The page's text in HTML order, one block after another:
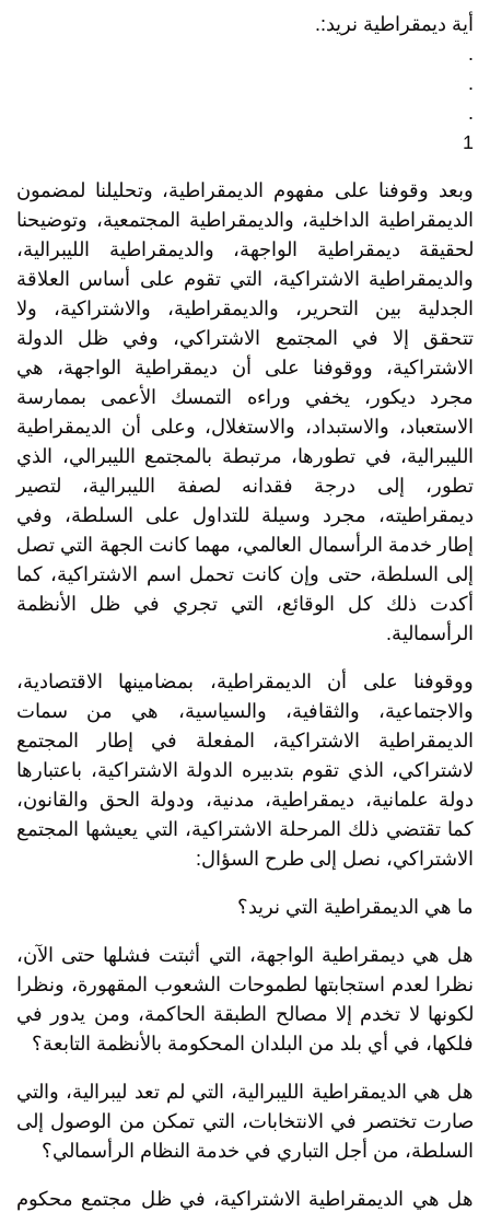
أية ديمقراطية نريد:.
.
.
.
1
وبعد وقوفنا على مفهوم الديمقراطية، وتحليلنا لمضمون
الديمقراطية الداخلية، والديمقراطية المجتمعية، وتوضيحنا
لحقيقة ديمقراطية الواجهة، والديمقراطية الليبرالية،
والديمقراطية الاشتراكية، التي تقوم على أساس العلاقة
الجدلية بين التحرير، والديمقراطية، والاشتراكية، ولا
تتحقق إلا في المجتمع الاشتراكي، وفي ظل الدولة
الاشتراكية، ووقوفنا على أن ديمقراطية الواجهة، هي
مجرد ديكور، يخفي وراءه التمسك الأعمى بممارسة
الاستعباد، والاستبداد، والاستغلال، وعلى أن الديمقراطية
الليبرالية، في تطورها، مرتبطة بالمجتمع الليبرالي، الذي
تطور، إلى درجة فقدانه لصفة الليبرالية، لتصير
ديمقراطيته، مجرد وسيلة للتداول على السلطة، وفي
إطار خدمة الرأسمال العالمي، مهما كانت الجهة التي تصل
إلى السلطة، حتى وإن كانت تحمل اسم الاشتراكية، كما
أكدت ذلك كل الوقائع، التي تجري في ظل الأنظمة
الرأسمالية.
ووقوفنا على أن الديمقراطية، بمضامينها الاقتصادية،
والاجتماعية، والثقافية، والسياسية، هي من سمات
الديمقراطية الاشتراكية، المفعلة في إطار المجتمع
لاشتراكي، الذي تقوم بتدبيره الدولة الاشتراكية، باعتبارها
دولة علمانية، ديمقراطية، مدنية، ودولة الحق والقانون،
كما تقتضي ذلك المرحلة الاشتراكية، التي يعيشها المجتمع
الاشتراكي، نصل إلى طرح السؤال:
ما هي الديمقراطية التي نريد؟
هل هي ديمقراطية الواجهة، التي أثبتت فشلها حتى الآن،
نظرا لعدم استجابتها لطموحات الشعوب المقهورة، ونظرا
لكونها لا تخدم إلا مصالح الطبقة الحاكمة، ومن يدور في
فلكها، في أي بلد من البلدان المحكومة بالأنظمة التابعة؟
هل هي الديمقراطية الليبرالية، التي لم تعد ليبرالية، والتي
صارت تختصر في الانتخابات، التي تمكن من الوصول إلى
السلطة، من أجل التباري في خدمة النظام الرأسمالي؟
هل هي الديمقراطية الاشتراكية، في ظل مجتمع محكوم